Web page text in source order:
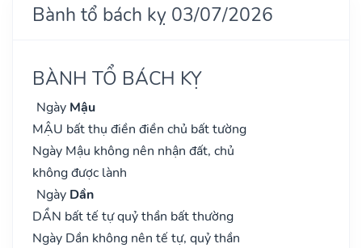
Bành tổ bách kỵ 03/07/2026
BÀNH TỔ BÁCH KỴ
Ngày Mậu
MẬU bất thụ điền điền chủ bất tường
Ngày Mậu không nên nhận đất, chủ
không được lành
Ngày Dần
DẦN bất tế tự quỷ thần bất thường
Ngày Dần không nên tế tự, quỷ thần